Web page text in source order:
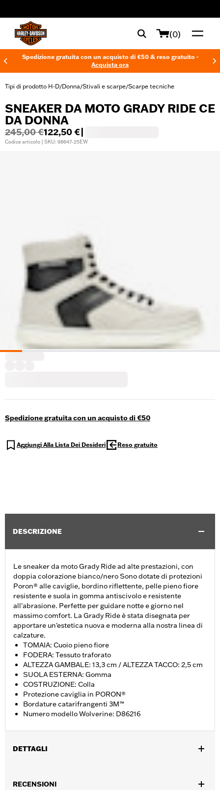
(0)
Spedizione gratuita con un acquisto di €50 & reso gratuito -
Acquista ora
Tipi di prodotto H-D/Donna/Stivali e scarpe/Scarpe tecniche
SNEAKER DA MOTO GRADY RIDE CE
DA DONNA
245,00 €122,50 €
Codice articolo | SKU: 98647-25EW
Spedizione gratuita con un acquisto di €50
Aggiungi Alla Lista Dei Desideri Reso gratuito
DESCRIZIONE
Le sneaker da moto Grady Ride ad alte prestazioni, con
doppia colorazione bianco/nero Sono dotate di protezioni
Poron® alle caviglie, bordino riflettente, pelle pieno fiore
resistente e suola in gomma antiscivolo e resistente
all'abrasione. Perfette per guidare notte e giorno nel
massimo comfort. La Grady Ride è stata disegnata per
apportare un'estetica nuova e moderna alla nostra linea di
calzature.
TOMAIA: Cuoio pieno fiore
FODERA: Tessuto traforato
ALTEZZA GAMBALE: 13,3 cm / ALTEZZA TACCO: 2,5 cm
SUOLA ESTERNA: Gomma
COSTRUZIONE: Colla
Protezione caviglia in PORON®
Bordature catarifrangenti 3M™
Numero modello Wolverine: D86216
DETTAGLI
GARANZIA:Garanzia del produttore Wolverine Worldwide –
RECENSIONI